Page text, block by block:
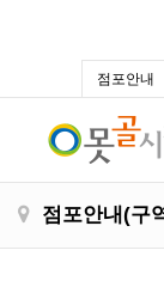
점포안내
점포안내(구